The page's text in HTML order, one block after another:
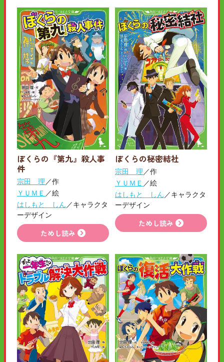
ぼくらの『第九』殺人事
件
宗田 理 ／作
ＹＵＭＥ ／絵
はしもと しん ／キャラクタ
ーデザイン
ためし読み
ぼくらの秘密結社
宗田 理 ／作
ＹＵＭＥ ／絵
はしもと しん ／キャラクタ
ーデザイン
ためし読み